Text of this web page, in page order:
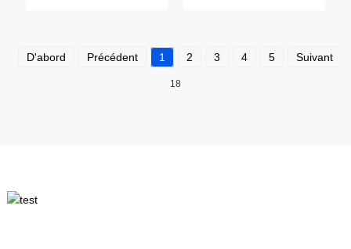
D'abord Précédent 1 2 3 4 5 Suivant
18